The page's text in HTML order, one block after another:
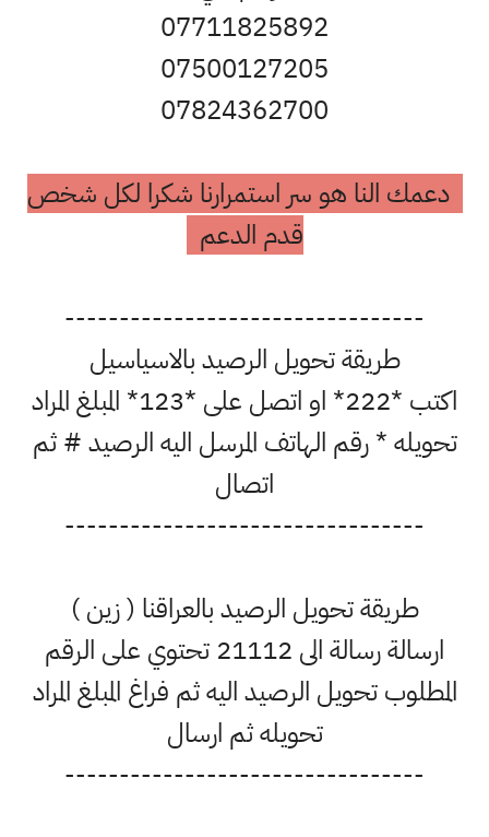
07711825892
07500127205
07824362700
دعمك النا هو سر استمرارنا شكرا لكل شخص
قدم الدعم
---------------------------------
طريقة تحويل الرصيد بالاسياسيل
اكتب *222* او اتصل على *123* المبلغ المراد
تحويله * رقم الهاتف المرسل اليه الرصيد # ثم
اتصال
---------------------------------
طريقة تحويل الرصيد بالعراقنا ( زين )
ارسالة رسالة الى 21112 تحتوي على الرقم
المطلوب تحويل الرصيد اليه ثم فراغ المبلغ المراد
تحويله ثم ارسال
---------------------------------